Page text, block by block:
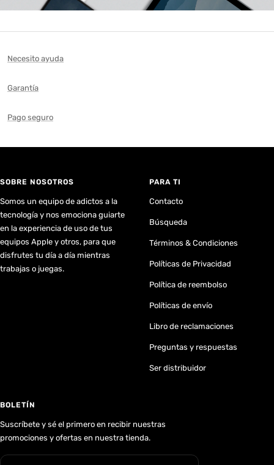
Necesito ayuda
Garantía
Pago seguro
SOBRE NOSOTROS
Somos un equipo de adictos a la
tecnología y nos emociona guiarte
en la experiencia de uso de tus
equipos Apple y otros, para que
disfrutes tu día a día mientras
trabajas o juegas.
PARA TI
Contacto
Búsqueda
Términos & Condiciones
Políticas de Privacidad
Política de reembolso
Políticas de envío
Libro de reclamaciones
Preguntas y respuestas
Ser distribuidor
BOLETÍN
Suscríbete y sé el primero en recibir nuestras
promociones y ofertas en nuestra tienda.